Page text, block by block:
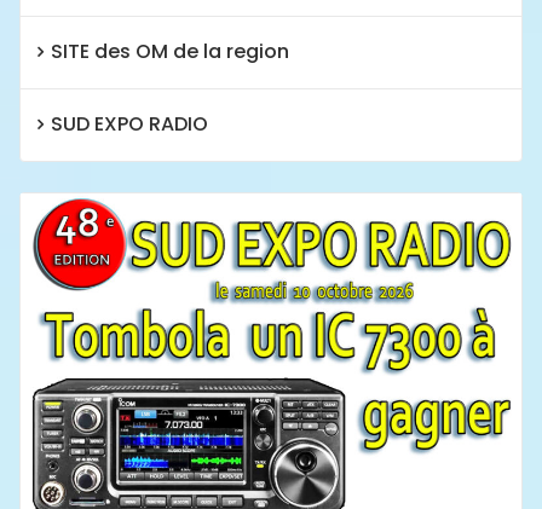
SITE des OM de la region
SUD EXPO RADIO